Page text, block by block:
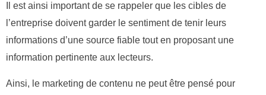
Il est ainsi important de se rappeler que les cibles de
l’entreprise doivent garder le sentiment de tenir leurs
informations d’une source fiable tout en proposant une
information pertinente aux lecteurs.
Ainsi, le marketing de contenu ne peut être pensé pour